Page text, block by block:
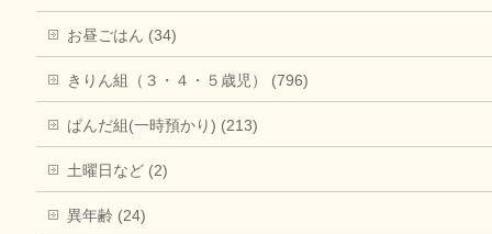
お昼ごはん (34)
きりん組（３・４・５歳児） (796)
ぱんだ組(一時預かり) (213)
土曜日など (2)
異年齢 (24)